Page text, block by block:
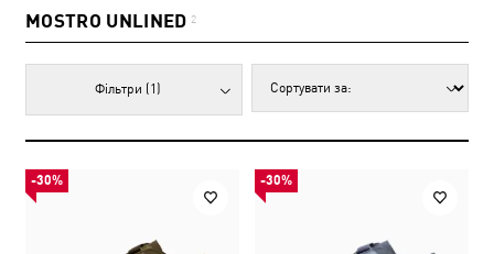
MOSTRO UNLINED 2
Фільтри (1)
-30% -30%